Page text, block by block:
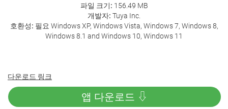
파일 크기: 156.49 MB
개발자: Tuya Inc.
호환성: 필요 Windows XP, Windows Vista, Windows 7, Windows 8,
Windows 8.1 and Windows 10, Windows 11
다운로드 링크
앱 다운로드 ⇩